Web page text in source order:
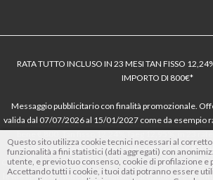
RATA TUTTO INCLUSO IN 23 MESI TAN FISSO
IMPORTO DI 800€*
Messaggio pubblicitario con finalità promozionale.
valida dal 07/07/2026 al 15/01/2027 come da esempio
dell’offerta azzerati. Importo totale del credito € 800.
Consumatore € 920. Decorrenza media della prima rata
le tue spese in modo responsabile e di conoscere
Questo sito utilizza cookie tecnici necessari al
funzionalità a fini statistici (dati aggregati) con
utente, e previo tuo consenso, cookie di profilazione e
Accettando tutti i cookie, i tuoi dati potranno essere